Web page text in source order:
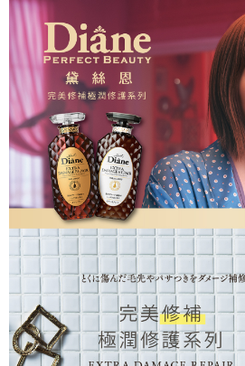
恩沛科技股份有限公司將有權停止該用戶之使